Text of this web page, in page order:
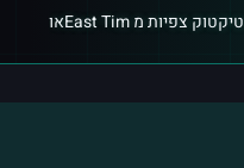
טיקטוק צפיות מ East Timאו